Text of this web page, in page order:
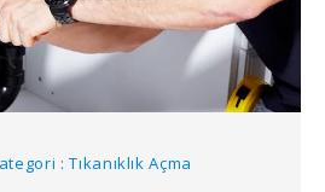
: Tıkanıklık Açma